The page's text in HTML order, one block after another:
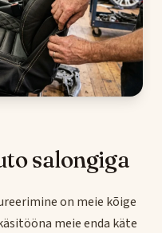
salongiga
on meie kõige
meie enda käte